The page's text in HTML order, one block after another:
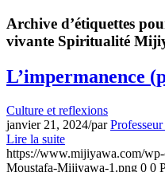
Archive d’étiquettes
vivante Spiritualité
L’impermanence
Culture et reflexions
janvier 21, 2024/par
Lire la suite
https://www.mijiyawa.com/
Moustafa-Mijiyawa-1.png 0 0